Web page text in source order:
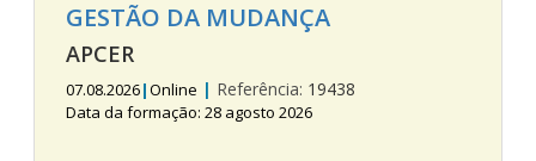
GESTÃO DA MUDANÇA
APCER
07.08.2026|Online | Referência: 19438
Data da formação: 28 agosto 2026